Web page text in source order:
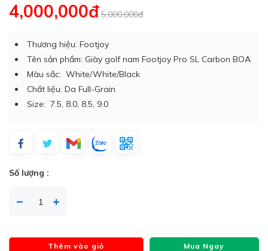
4,000,000đ 5,000,000đ
Thương hiệu: Footjoy
Tên sản phẩm: Giày golf nam Footjoy Pro SL Carbon BOA
Màu sắc: White/White/Black
Chất liệu: Da Full-Grain
Size: 7.5, 8.0, 8.5, 9.0
Số lượng :
Thêm vào giỏ Mua Ngay